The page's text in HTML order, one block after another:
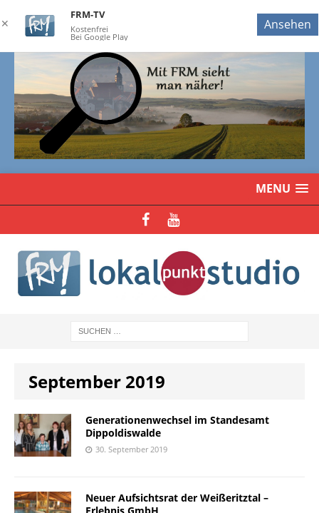
MENU
September 2019
Generationenwechsel im Standesamt
Dippoldiswalde
30. September 2019
Neuer Aufsichtsrat der Weißeritztal –
Erlebnis GmbH
✕
FRM-TV
Kostenfrei
Bei Google Play
Ansehen